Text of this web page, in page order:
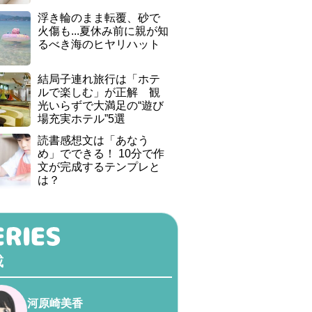
浮き輪のまま転覆、砂で
火傷も...夏休み前に親が知
るべき海のヒヤリハット
結局子連れ旅行は「ホテ
ルで楽しむ」が正解 観
光いらずで大満足の“遊び
場充実ホテル”5選
読書感想文は「あなう
め」でできる！ 10分で作
文が完成するテンプレと
は？
河原崎美香